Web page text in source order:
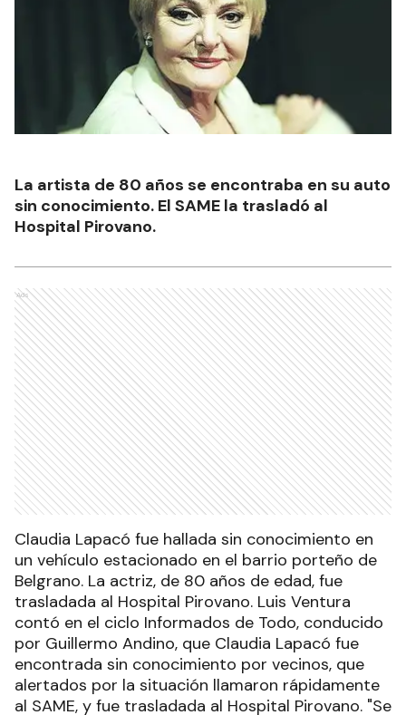
La artista de 80 años se encontraba en su auto
sin conocimiento. El SAME la trasladó al
Hospital Pirovano.
Ads
Claudia Lapacó fue hallada sin conocimiento en
un vehículo estacionado en el barrio porteño de
Belgrano. La actriz, de 80 años de edad, fue
trasladada al Hospital Pirovano. Luis Ventura
contó en el ciclo Informados de Todo, conducido
por Guillermo Andino, que Claudia Lapacó fue
encontrada sin conocimiento por vecinos, que
alertados por la situación llamaron rápidamente
al SAME, y fue trasladada al Hospital Pirovano. "Se